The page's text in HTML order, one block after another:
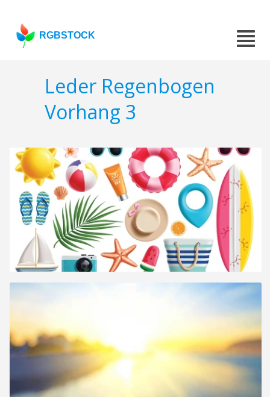
RGBSTOCK
Leder Regenbogen
Vorhang 3